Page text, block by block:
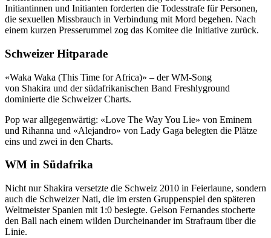
Initiantinnen und Initianten forderten die Todesstrafe für Personen,
die sexuellen Missbrauch in Verbindung mit Mord begehen. Nach
einem kurzen Presserummel zog das Komitee die Initiative zurück.
Schweizer Hitparade
«Waka Waka (This Time for Africa)» – der WM-Song
von Shakira und der südafrikanischen Band Freshlyground
dominierte die Schweizer Charts.
Pop war allgegenwärtig: «Love The Way You Lie» von Eminem
und Rihanna und «Alejandro» von Lady Gaga belegten die Plätze
eins und zwei in den Charts.
WM in Südafrika
Nicht nur Shakira versetzte die Schweiz 2010 in Feierlaune, sondern
auch die Schweizer Nati, die im ersten Gruppenspiel den späteren
Weltmeister Spanien mit 1:0 besiegte. Gelson Fernandes stocherte
den Ball nach einem wilden Durcheinander im Strafraum über die
Linie.